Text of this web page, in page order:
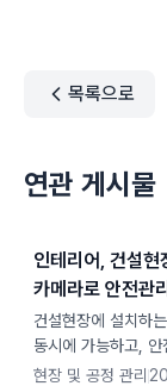
목록으로
연관 게시물
인테리어, 건설
카메라로 안전관
건설현장에 설치하
동시에 가능하고,
니다.
현장 및 공정 관리